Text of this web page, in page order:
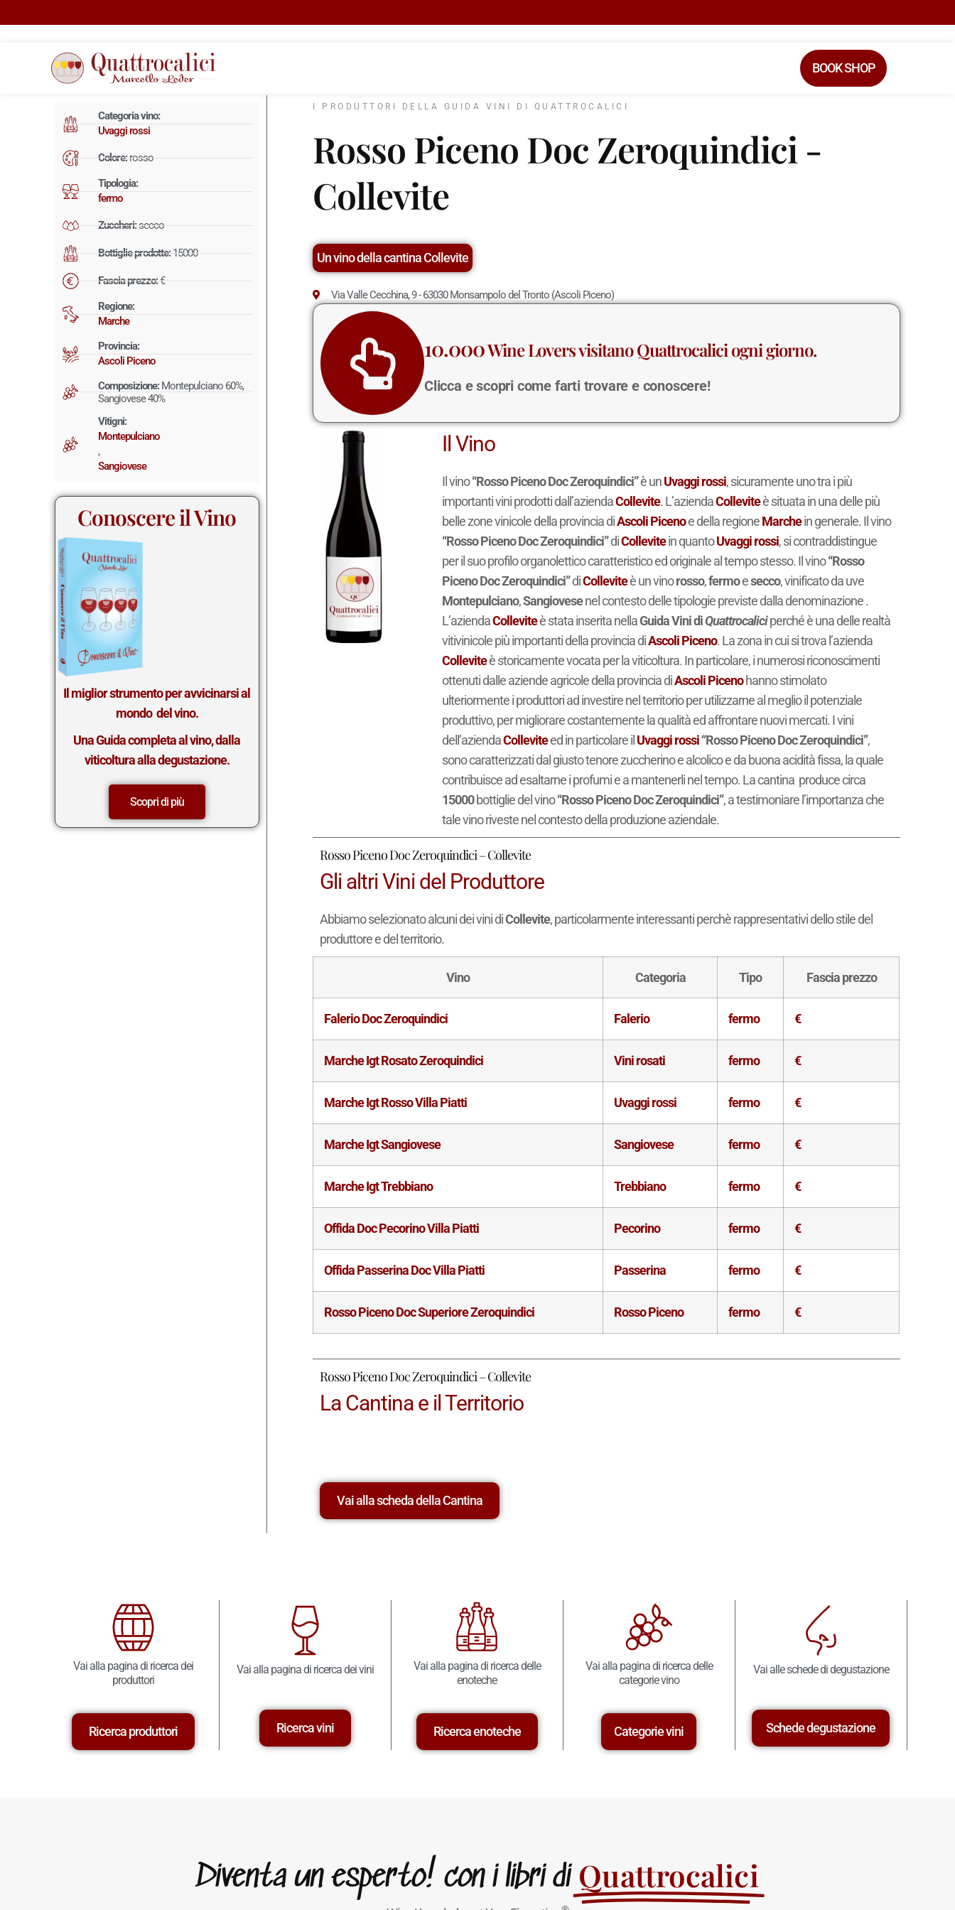
BOOK SHOP
Categoria vino:
Uvaggi rossi
Colore:rosso
Tipologia:
fermo
Zuccheri:secco
Bottiglie prodotte:15000
Fascia prezzo:€
Regione:
Marche
Provincia:
Ascoli Piceno
Composizione:Montepulciano 60%,
Sangiovese 40%
Vitigni:
Montepulciano
,
Sangiovese
Conoscere il Vino
Il miglior strumento per avvicinarsi al
mondo del vino.
Una Guida completa al vino, dalla
viticoltura alla degustazione.
Scopri di più
I PRODUTTORI DELLA GUIDA VINI DI QUATTROCALICI
Rosso Piceno Doc Zeroquindici -
Collevite
Un vino della cantina Collevite
Via Valle Cecchina, 9 - 63030 Monsampolo del Tronto (Ascoli Piceno)
10.000Wine Lovers visitano Quattrocalici ogni giorno.
Clicca e scopri come farti trovare e conoscere!
Il Vino
Il vino“Rosso Piceno Doc Zeroquindici”è unUvaggi rossi, sicuramente uno tra i più
importanti vini prodotti dall’aziendaCollevite. L’aziendaColleviteè situata in una delle più
belle zone vinicole della provincia diAscoli Picenoe della regioneMarchein generale. Il vino
“Rosso Piceno Doc Zeroquindici”diCollevitein quantoUvaggi rossi, si contraddistingue
per il suo profilo organolettico caratteristico ed originale al tempo stesso. Il vino“Rosso
Piceno Doc Zeroquindici”diColleviteè un vinorosso,fermoesecco, vinificato da uve
Montepulciano,Sangiovesenel contesto delle tipologie previste dalla denominazione .
L’aziendaColleviteè stata inserita nellaGuida Vini diQuattrocaliciperché è una delle realtà
vitivinicole più importanti della provincia diAscoli Piceno. La zona in cui si trova l’azienda
Colleviteè storicamente vocata per la viticoltura. In particolare, i numerosi riconoscimenti
ottenuti dalle aziende agricole della provincia diAscoli Picenohanno stimolato
ulteriormente i produttori ad investire nel territorio per utilizzarne al meglio il potenziale
produttivo, per migliorare costantemente la qualità ed affrontare nuovi mercati. I vini
dell’aziendaColleviteed in particolare il Uvaggi rossi “Rosso Piceno Doc Zeroquindici”,
sono caratterizzati dal giusto tenore zuccherino e alcolico e da buona acidità fissa, la quale
contribuisce ad esaltarne i profumi e a mantenerli nel tempo. La cantina produce circa
15000bottiglie del vino“Rosso Piceno Doc Zeroquindici”, a testimoniare l’importanza che
tale vino riveste nel contesto della produzione aziendale.
Rosso Piceno Doc Zeroquindici – Collevite
Gli altri Vini del Produttore
Abbiamo selezionato alcuni dei vini diCollevite, particolarmente interessanti perchè rappresentativi dello stile del
produttore e del territorio.
Vino Categoria Tipo Fascia prezzo
Falerio Doc Zeroquindici Falerio fermo €
Marche Igt Rosato Zeroquindici Vini rosati fermo €
Marche Igt Rosso Villa Piatti Uvaggi rossi fermo €
Marche Igt Sangiovese Sangiovese fermo €
Marche Igt Trebbiano Trebbiano fermo €
Offida Doc Pecorino Villa Piatti Pecorino fermo €
Offida Passerina Doc Villa Piatti Passerina fermo €
Rosso Piceno Doc Superiore Zeroquindici Rosso Piceno fermo €
Rosso Piceno Doc Zeroquindici – Collevite
La Cantina e il Territorio
Vai alla scheda della Cantina
Vai alla pagina di ricerca dei
produttori
Ricerca produttori
Vai alla pagina di ricerca dei vini
Ricerca vini
Vai alla pagina di ricerca delle
enoteche
Ricerca enoteche
Vai alla pagina di ricerca delle
categorie vino
Categorie vini
Vai alle schede di degustazione
Schede degustazione
Diventa un esperto! con i libri di Quattrocalici